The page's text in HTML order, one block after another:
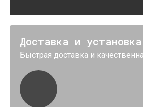
Доставка и установка
Быстрая доставка и